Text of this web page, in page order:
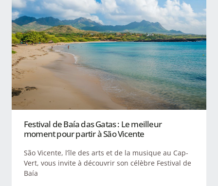
Festival de Baía das Gatas : Le meilleur
moment pour partir à São Vicente
São Vicente, l’île des arts et de la musique au Cap-
Vert, vous invite à découvrir son célèbre Festival de
Baía